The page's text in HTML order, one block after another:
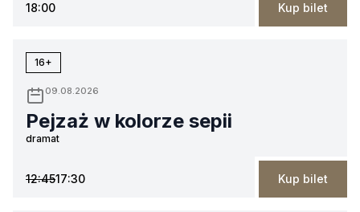
18:00 Kup bilet
16+
09.08.2026
Pejzaż w kolorze sepii
dramat
12:4517:30 Kup bilet